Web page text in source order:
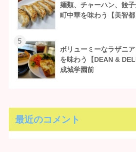
麺類、チャーハン、餃
町中華を味わう【美智
5
ボリューミーなラザニ
を味わう【DEAN &
成城学園前
最近のコメント